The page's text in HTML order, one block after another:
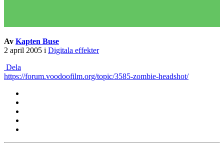
Av Kapten Buse
2 april 2005 i Digitala effekter
Dela
https://forum.voodoofilm.org/topic/3585-zombie-headshot/